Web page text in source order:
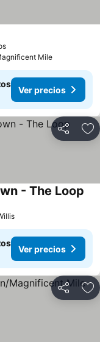
Mile
Ver precios
Compartir
- The Loop
Ver precios
Compartir